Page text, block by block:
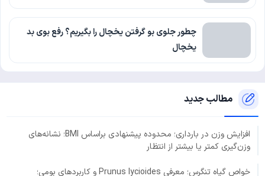
چطور جلوی بو گرفتن یخچال را بگیریم؟ رفع بوی بد
یخچال
مطالب جدید
افزایش وزن در بارداری؛ محدوده پیشنهادی براساس BMI؛ نشانه‌های
وزن‌گیری کمتر یا بیشتر از انتظار
خواص گیاه تنگرس؛ معرفی Prunus lycioides و کاربردهای بومی؛